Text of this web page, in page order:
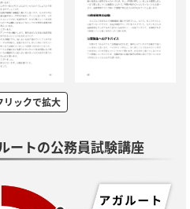
リックで拡大
ートの公務員試験講座